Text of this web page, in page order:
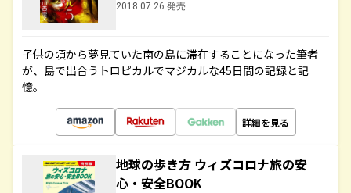
2018.07.26 発売
子供の頃から夢見ていた南の島に滞在することになった筆者
が、島で出合うトロピカルでマジカルな45日間の記録と記
憶。
詳細を見る
地球の歩き方 ウィズコロナ旅の安
心・安全BOOK